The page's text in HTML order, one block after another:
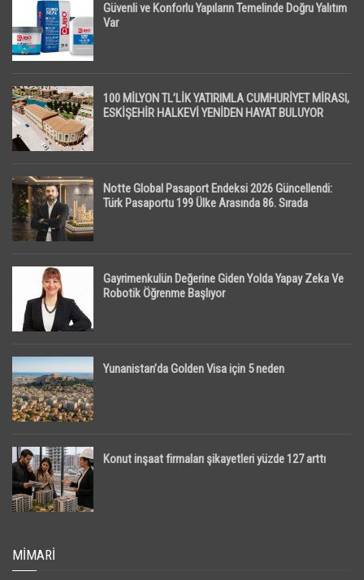
Güvenli ve Konforlu Yapıların Temelinde Doğru Yalıtım
Var
100 MİLYON TL’LİK YATIRIMLA CUMHURİYET MİRASI,
ESKİŞEHİR HALKEVİ YENİDEN HAYAT BULUYOR
Notte Global Pasaport Endeksi 2026 Güncellendi:
Türk Pasaportu 199 Ülke Arasında 86. Sırada
Gayrimenkulün Değerine Giden Yolda Yapay Zeka Ve
Robotik Öğrenme Başlıyor
Yunanistan’da Golden Visa için 5 neden
Konut inşaat firmaları şikayetleri yüzde 127 arttı
MIMARI